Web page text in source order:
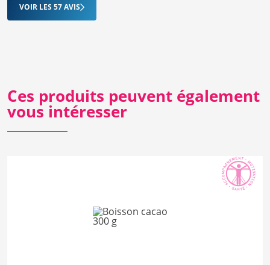
VOIR LES 57 AVIS
Ces produits peuvent également
vous intéresser